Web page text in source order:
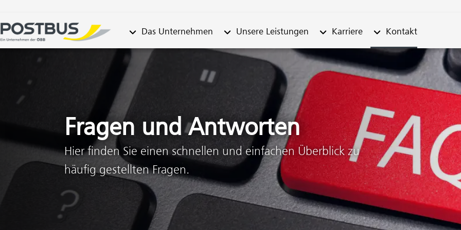
Zum Inhalt springen (Alt + 0)
Zum Menü springen (Alt + 1)
Untermenü von "Das Unternehmen"
Das Unternehmen Untermenü von "Unsere Leistungen"
Unsere Leistungen Untermenü von "Karriere"
Karriere Untermenü von
Kontakt
Fragen und Antworten
Hier finden Sie einen schnellen und einfachen Überblick zu
häufig gestellten Fragen.